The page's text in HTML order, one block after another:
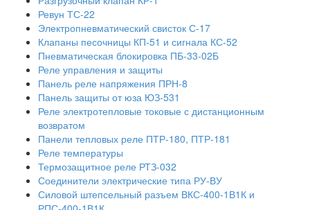
Ревун ТС-22
Электропневматический свисток С-17
Клапаны песочницы КП-51 и сигнала КС-52
Пневматическая блокировка ПБ-33-02Б
Реле управления и защиты
Панель реле напряжения ПРН-8
Панель защиты от юза ЮЗ-531
Реле электротепловые токовые с дистанционным
возвратом
Панели тепловых реле ПТР-180, ПТР-181
Реле температуры
Термозащитное реле РТЗ-032
Соединители электрические типа РУ-ВУ
Силовой штепсельный разъем ВКС-400-1В1К и